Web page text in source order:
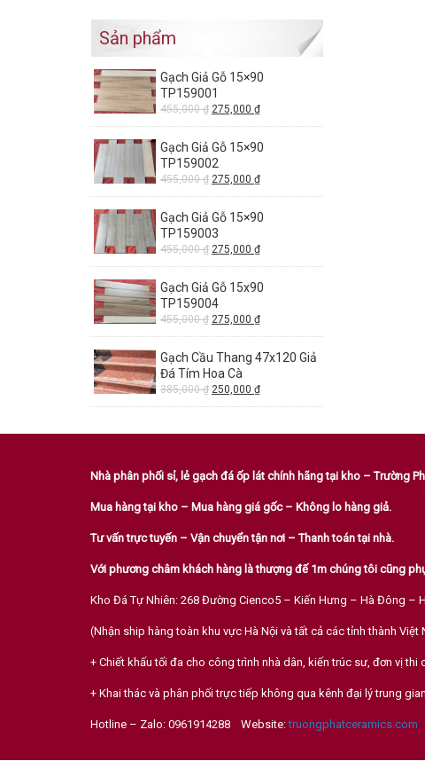
Sản phẩm
Gạch Giả Gỗ 15×90
TP159001
455,000₫ 275,000 ₫
Gạch Giả Gỗ 15×90
TP159002
455,000₫ 275,000 ₫
Gạch Giả Gỗ 15×90
TP159003
455,000₫ 275,000 ₫
Gạch Giả Gỗ 15x90
TP159004
455,000₫ 275,000 ₫
Gạch Cầu Thang 47x120 Giả
Đá Tím Hoa Cà
385,000₫ 250,000 ₫
Nhà phân phối sỉ, lẻ gạch đá ốp lát chính hãng tại kho – Trường
Mua hàng tại kho – Mua hàng giá gốc – Không lo hàng giả.
Tư vấn trực tuyến – Vận chuyển tận nơi – Thanh toán tại nhà.
Với phương châm khách hàng là thượng đế 1m chúng tôi cũng
Kho Đá Tự Nhiên: 268 Đường Cienco5 – Kiến Hưng – Hà Đông –
(Nhận ship hàng toàn khu vực Hà Nội và tất cả các tỉnh thành Việt
+ Chiết khấu tối đa cho công trình nhà dân, kiến trúc sư, đơn vị thi
+ Khai thác và phân phối trực tiếp không qua kênh đại lý trung
Hotline – Zalo: 0961914288 Website:truongphatceramics.com